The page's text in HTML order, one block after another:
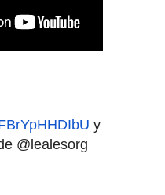
y
@lealesorg